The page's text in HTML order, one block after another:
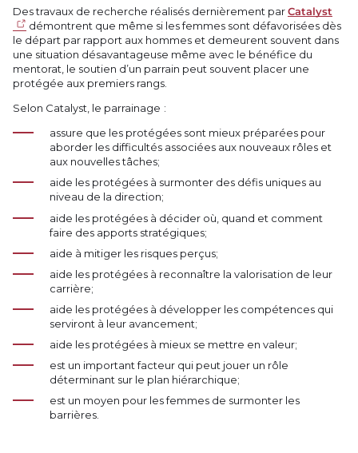
Des travaux de recherche réalisés dernièrement parCatalyst
démontrent que même si les femmes sont défavorisées dès
le départ par rapport aux hommes et demeurent souvent dans
une situation désavantageuse même avec le bénéfice du
mentorat, le soutien d’un parrain peut souvent placer une
protégée aux premiers rangs.
Selon Catalyst, le parrainage :
assure que les protégées sont mieux préparées pour
aborder les difficultés associées aux nouveaux rôles et
aux nouvelles tâches;
aide les protégées à surmonter des défis uniques au
niveau de la direction;
aide les protégées à décider où, quand et comment
faire des apports stratégiques;
aide à mitiger les risques perçus;
aide les protégées à reconnaître la valorisation de leur
carrière;
aide les protégées à développer les compétences qui
serviront à leur avancement;
aide les protégées à mieux se mettre en valeur;
est un important facteur qui peut jouer un rôle
déterminant sur le plan hiérarchique;
est un moyen pour les femmes de surmonter les
barrières.